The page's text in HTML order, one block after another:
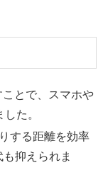
とで、スマホや
た。
する距離を効率
抑えられま